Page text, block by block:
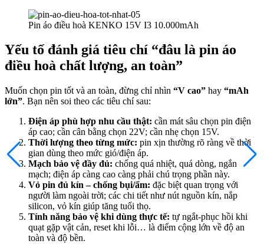
Pin áo điều hoà KENKO 15V I3 10.000mAh
Yếu tố đánh giá tiêu chí “đâu là pin áo
điều hoà chất lượng, an toàn”
Muốn chọn pin tốt và an toàn, đừng chỉ nhìn “V cao” hay “mAh
lớn”. Bạn nên soi theo các tiêu chí sau:
Điện áp phù hợp nhu cầu thật: cần mát sâu chọn pin điện
áp cao; cần cân bằng chọn 22V; cần nhẹ chọn 15V.
Thời lượng theo từng mức: pin xịn thường rõ ràng về thời
gian dùng theo mức gió/điện áp.
Mạch bảo vệ đầy đủ: chống quá nhiệt, quá dòng, ngắn
mạch; điện áp càng cao càng phải chú trọng phần này.
Vỏ pin đủ kín – chống bụi/ẩm: đặc biệt quan trọng với
người làm ngoài trời; các chi tiết như nút nguồn kín, nắp
silicon, vỏ kín giúp tăng tuổi thọ.
Tính năng bảo vệ khi dùng thực tế: tự ngắt-phục hồi khi
quạt gặp vật cản, reset khi lỗi… là điểm cộng lớn về độ an
toàn và độ bền.